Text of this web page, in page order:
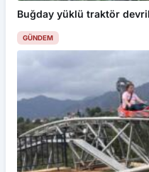
Buğday yüklü traktör
GÜNDEM